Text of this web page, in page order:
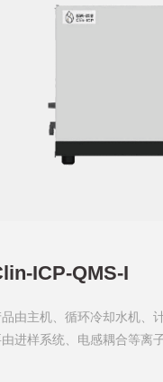
ICP-QMS-I
品由主机、循环冷却水机、
进样系统、电感耦合等离